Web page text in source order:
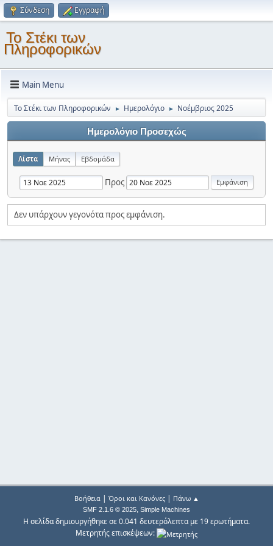
Σύνδεση Εγγραφή
Το Στέκι των
Πληροφορικών
Main Menu
Το Στέκι των Πληροφορικών ► Ημερολόγιο ► Νοέμβριος 2025
Ημερολόγιο Προσεχώς
Λίστα Μήνας Εβδομάδα
Προς
Δεν υπάρχουν γεγονότα προς εμφάνιση.
Βοήθεια| Όροι και Κανόνες| Πάνω ▲
SMF 2.1.6 © 2025, Simple Machines
Η σελίδα δημιουργήθηκε σε 0.041 δευτερόλεπτα με 19 ερωτήματα.
Μετρητής επισκέψεων: